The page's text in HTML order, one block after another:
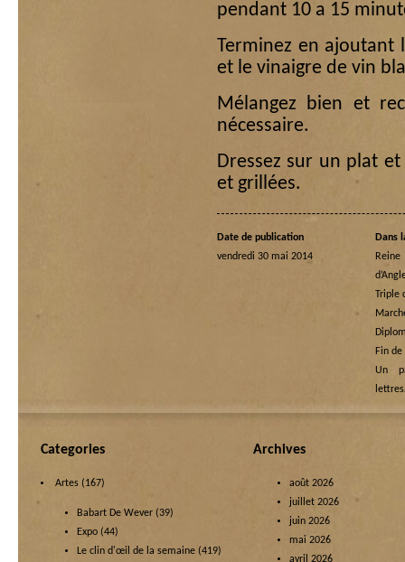
pendant 10 a 15
Terminez en ajoutant
et le vinaigre de vin
Mélangez bien et
nécessaire.
Dressez sur un plat
et grillées.
Date de publication
vendredi 30 mai 2014
Dans
Triple
Fin
Un
Categories
Artes (167)
Babart De Wever (39)
Expo (44)
Le clin d'œil de la semaine (419)
Archives
août 2026
juillet 2026
juin 2026
mai 2026
avril 2026